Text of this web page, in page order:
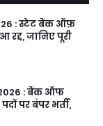
: स्टेट बैंक ऑफ़
जानिए पूरी
: बैंक ऑफ
पर बंपर भर्ती,